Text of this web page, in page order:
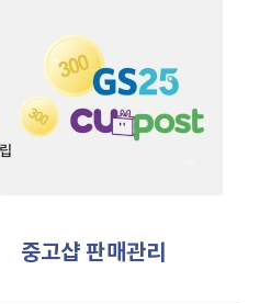
중고샵 판매관리